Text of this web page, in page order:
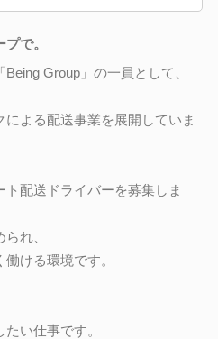
で。
Group」の一員として、
よる配送事業を展開していま
配送ドライバーを募集しま
れ、
ける環境です。
い仕事です。